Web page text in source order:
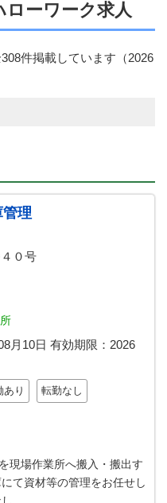
ローワーク求人
件掲載しています（2026
理
０号
月10日 有効期限： 2026
あり 転勤なし
現場作業所へ搬入・搬出す
て資材等の管理をお任せし